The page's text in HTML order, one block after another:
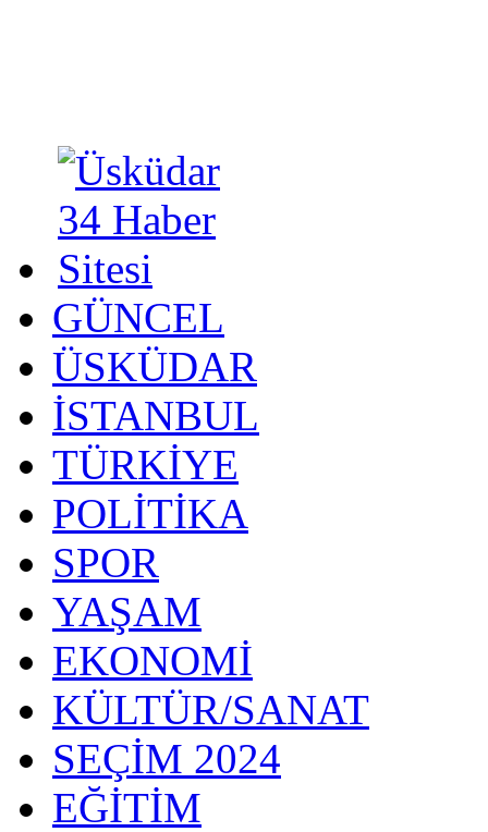
GÜNCEL
ÜSKÜDAR
İSTANBUL
TÜRKİYE
POLİTİKA
SPOR
YAŞAM
EKONOMİ
KÜLTÜR/SANAT
SEÇİM 2024
EĞİTİM